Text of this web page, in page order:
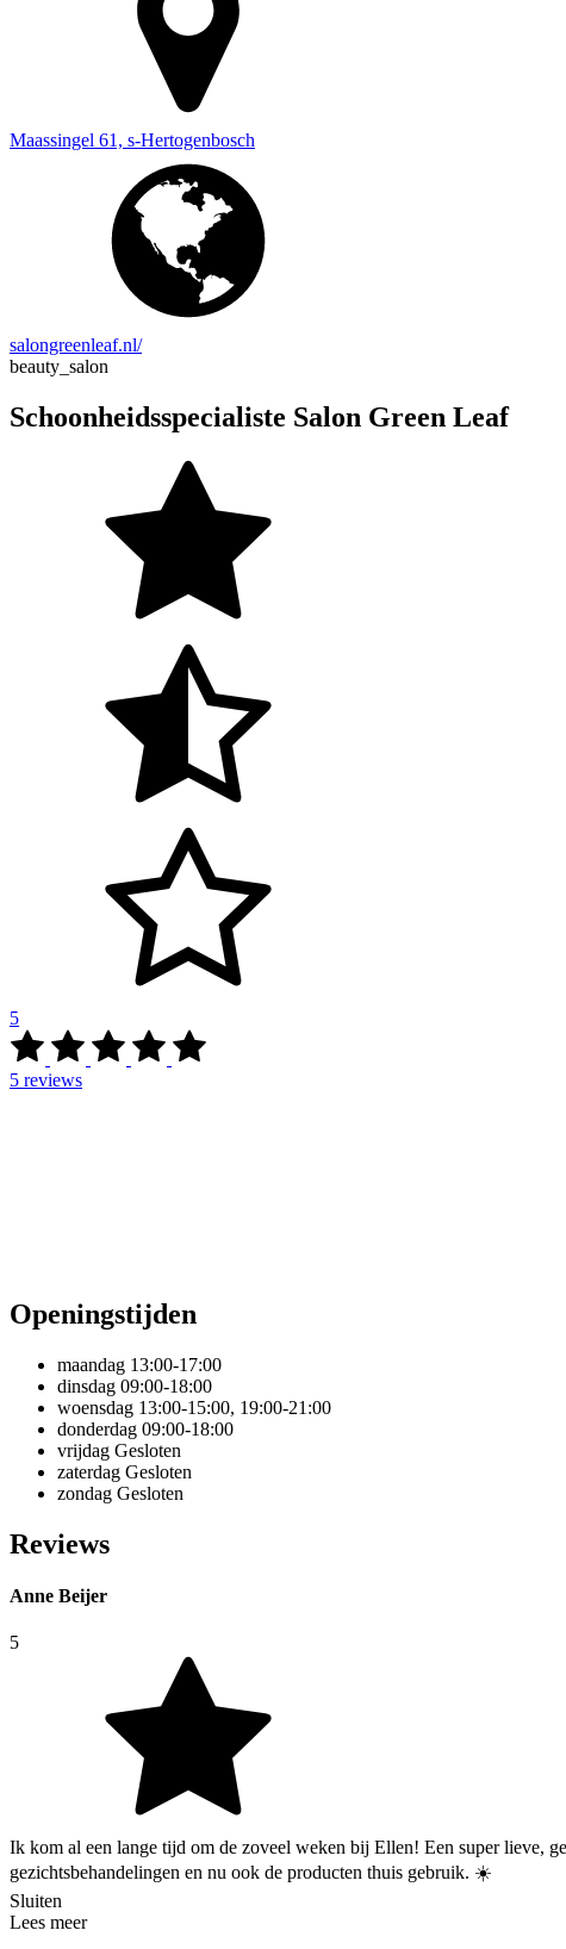
Maassingel 61, s-Hertogenbosch
salongreenleaf.nl/
beauty_salon
Schoonheidsspecialiste Salon Green Leaf
5
5 reviews
Openingstijden
maandag 13:00-17:00
dinsdag 09:00-18:00
woensdag 13:00-15:00, 19:00-21:00
donderdag 09:00-18:00
vrijdag Gesloten
zaterdag Gesloten
zondag Gesloten
Reviews
Anne Beijer
5
Ik kom al een lange tijd om de zoveel weken bij Ellen! Een super lieve,
gezichtsbehandelingen en nu ook de producten thuis gebruik. ☀️
Sluiten
Lees meer